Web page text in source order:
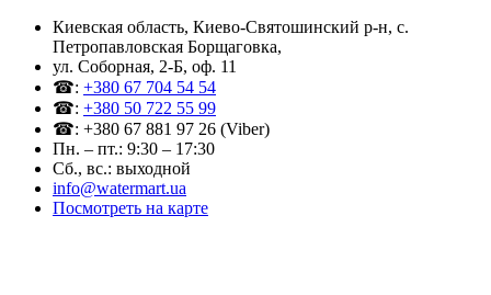
Киевская область, Киево-Святошинский р-н, c.
Петропавловская Борщаговка,
ул. Соборная, 2-Б, оф. 11
☎: +380 67 704 54 54
☎: +380 50 722 55 99
☎: +380 67 881 97 26 (Viber)
Пн. – пт.: 9:30 – 17:30
Сб., вс.: выходной
info@watermart.ua
Посмотреть на карте